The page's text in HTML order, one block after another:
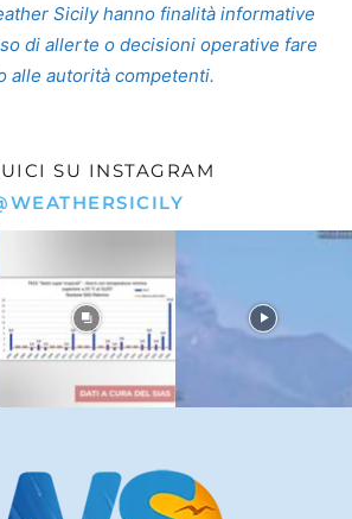
Sicily hanno finalità informative
di allerte o decisioni operative fare
alle autorità competenti.
SU INSTAGRAM